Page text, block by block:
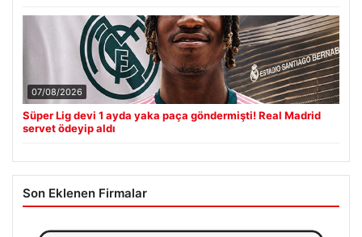
07/08/2026
Süper Lig devi 1 ayda yaka paça göndermişti! Real Madrid
servet ödeyip aldı
Son Eklenen Firmalar